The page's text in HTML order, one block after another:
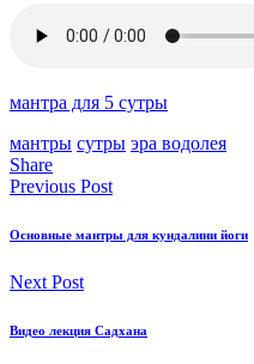
мантра для 5 сутры
мантры сутры эра водолея
Share
Previous Post
Основные мантры для кундалини йоги
Next Post
Видео лекция Садхана